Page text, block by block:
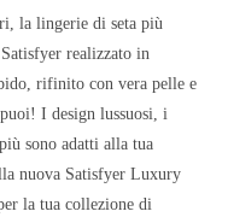
la lingerie di seta più
realizzato in
rifinito con vera pelle e
I design lussuosi, i
sono adatti alla tua
nuova Satisfyer Luxury
la tua collezione di